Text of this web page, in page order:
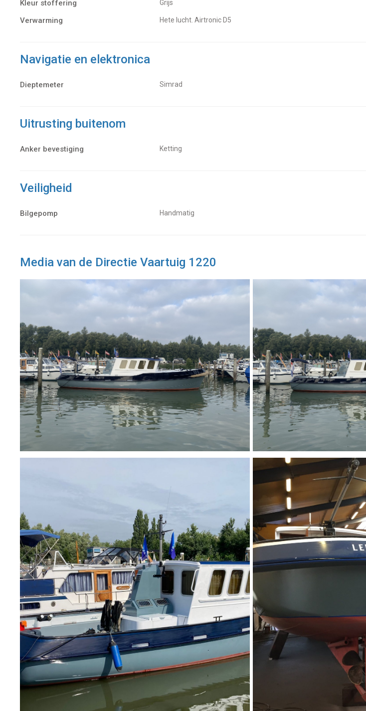
Kleur stoffering Grijs
Verwarming hete lucht. Airtronic D5
Navigatie en elektronica
Dieptemeter Simrad
Uitrusting buitenom
Anker bevestiging Ketting
Veiligheid
Bilgepomp Handmatig
Media van de Directie Vaartuig 1220